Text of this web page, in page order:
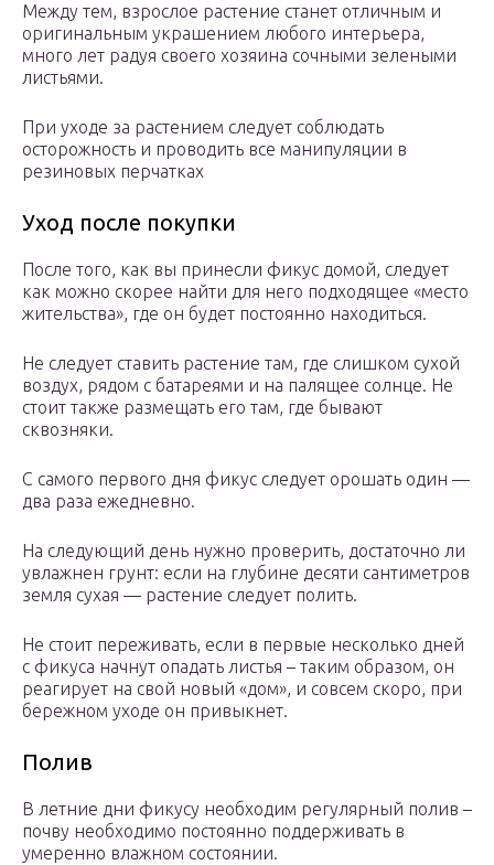
Между тем, взрослое растение станет отличным и
оригинальным украшением любого интерьера,
много лет радуя своего хозяина сочными зелеными
листьями.
При уходе за растением следует соблюдать
осторожность и проводить все манипуляции в
резиновых перчатках
Уход после покупки
После того, как вы принесли фикус домой, следует
как можно скорее найти для него подходящее «место
жительства», где он будет постоянно находиться.
Не следует ставить растение там, где слишком сухой
воздух, рядом с батареями и на палящее солнце. Не
стоит также размещать его там, где бывают
сквозняки.
С самого первого дня фикус следует орошать один —
два раза ежедневно.
На следующий день нужно проверить, достаточно ли
увлажнен грунт: если на глубине десяти сантиметров
земля сухая — растение следует полить.
Не стоит переживать, если в первые несколько дней
с фикуса начнут опадать листья – таким образом, он
реагирует на свой новый «дом», и совсем скоро, при
бережном уходе он привыкнет.
Полив
В летние дни фикусу необходим регулярный полив –
почву необходимо постоянно поддерживать в
умеренно влажном состоянии.